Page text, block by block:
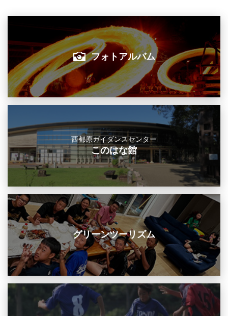
フォトアルバム
西都原ガイダンスセンター
このはな館
グリーンツーリズム